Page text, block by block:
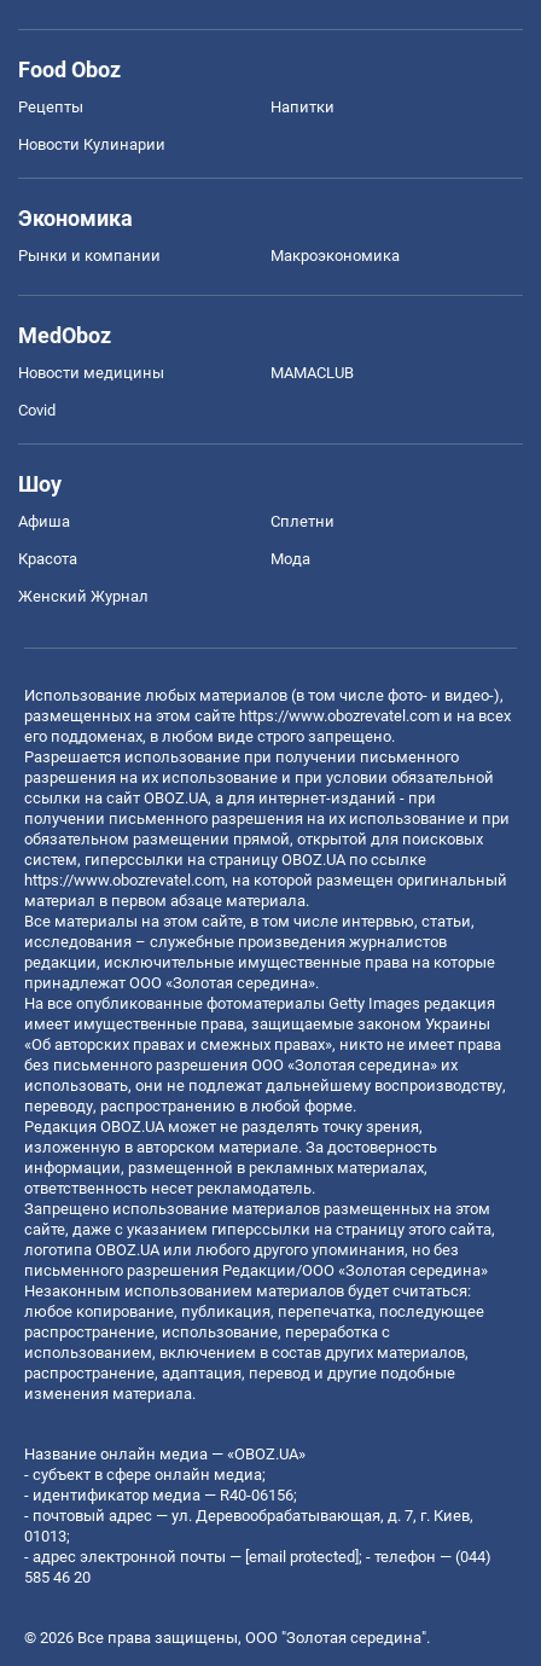
Food Oboz
Рецепты Напитки
Новости Кулинарии
Экономика
Рынки и компании Mакроэкономика
MedOboz
Новости медицины MAMACLUB
Covid
Шоу
Афиша Сплетни
Красота Мода
Женский Журнал
Использование любых материалов (в том числе фото- и видео-),
размещенных на этом сайте https://www.obozrevatel.com и на всех
его поддоменах, в любом виде строго запрещено.
Разрешается использование при получении письменного
разрешения на их использование и при условии обязательной
ссылки на сайт OBOZ.UA, а для интернет-изданий - при
получении письменного разрешения на их использование и при
обязательном размещении прямой, открытой для поисковых
систем, гиперссылки на страницу OBOZ.UA по ссылке
https://www.obozrevatel.com, на которой размещен оригинальный
материал в первом абзаце материала.
Все материалы на этом сайте, в том числе интервью, статьи,
исследования – служебные произведения журналистов
редакции, исключительные имущественные права на которые
принадлежат ООО «Золотая середина».
На все опубликованные фотоматериалы Getty Images редакция
имеет имущественные права, защищаемые законом Украины
«Об авторских правах и смежных правах», никто не имеет права
без письменного разрешения ООО «Золотая середина» их
использовать, они не подлежат дальнейшему воспроизводству,
переводу, распространению в любой форме.
Редакция OBOZ.UA может не разделять точку зрения,
изложенную в авторском материале. За достоверность
информации, размещенной в рекламных материалах,
ответственность несет рекламодатель.
Запрещено использование материалов размещенных на этом
сайте, даже с указанием гиперссылки на страницу этого сайта,
логотипа OBOZ.UA или любого другого упоминания, но без
письменного разрешения Редакции/ООО «Золотая середина»
Незаконным использованием материалов будет считаться:
любое копирование, публикация, перепечатка, последующее
распространение, использование, переработка с
использованием, включением в состав других материалов,
распространение, адаптация, перевод и другие подобные
изменения материала.
Название онлайн медиа — «OBOZ.UA»
- субъект в сфере онлайн медиа;
- идентификатор медиа — R40-06156;
- почтовый адрес — ул. Деревообрабатывающая, д. 7, г. Киев,
01013;
- адрес электронной почты — [email protected] ; - телефон — (044)
585 46 20
© 2026 Все права защищены, ООО "Золотая середина".